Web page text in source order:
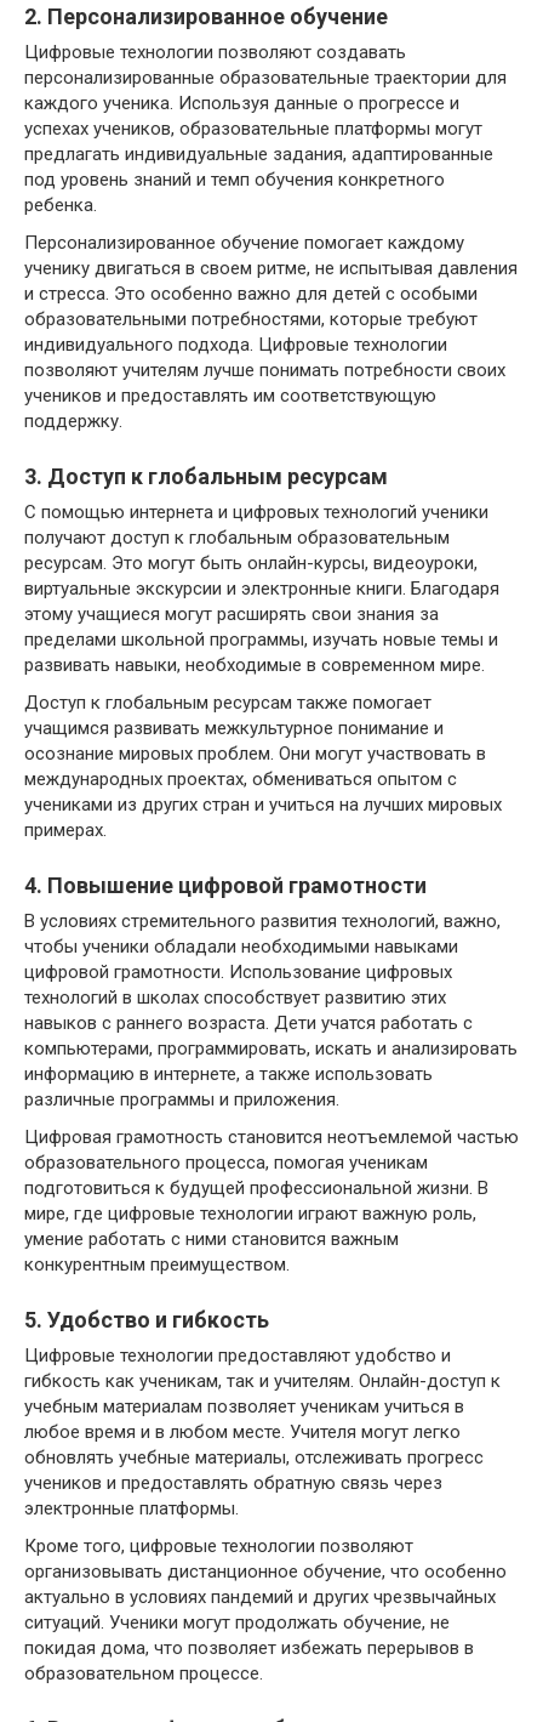
2. Персонализированное обучение
Цифровые технологии позволяют создавать
персонализированные образовательные траектории для
каждого ученика. Используя данные о прогрессе и
успехах учеников, образовательные платформы могут
предлагать индивидуальные задания, адаптированные
под уровень знаний и темп обучения конкретного
ребенка.
Персонализированное обучение помогает каждому
ученику двигаться в своем ритме, не испытывая давления
и стресса. Это особенно важно для детей с особыми
образовательными потребностями, которые требуют
индивидуального подхода. Цифровые технологии
позволяют учителям лучше понимать потребности своих
учеников и предоставлять им соответствующую
поддержку.
3. Доступ к глобальным ресурсам
С помощью интернета и цифровых технологий ученики
получают доступ к глобальным образовательным
ресурсам. Это могут быть онлайн-курсы, видеоуроки,
виртуальные экскурсии и электронные книги. Благодаря
этому учащиеся могут расширять свои знания за
пределами школьной программы, изучать новые темы и
развивать навыки, необходимые в современном мире.
Доступ к глобальным ресурсам также помогает
учащимся развивать межкультурное понимание и
осознание мировых проблем. Они могут участвовать в
международных проектах, обмениваться опытом с
учениками из других стран и учиться на лучших мировых
примерах.
4. Повышение цифровой грамотности
В условиях стремительного развития технологий, важно,
чтобы ученики обладали необходимыми навыками
цифровой грамотности. Использование цифровых
технологий в школах способствует развитию этих
навыков с раннего возраста. Дети учатся работать с
компьютерами, программировать, искать и анализировать
информацию в интернете, а также использовать
различные программы и приложения.
Цифровая грамотность становится неотъемлемой частью
образовательного процесса, помогая ученикам
подготовиться к будущей профессиональной жизни. В
мире, где цифровые технологии играют важную роль,
умение работать с ними становится важным
конкурентным преимуществом.
5. Удобство и гибкость
Цифровые технологии предоставляют удобство и
гибкость как ученикам, так и учителям. Онлайн-доступ к
учебным материалам позволяет ученикам учиться в
любое время и в любом месте. Учителя могут легко
обновлять учебные материалы, отслеживать прогресс
учеников и предоставлять обратную связь через
электронные платформы.
Кроме того, цифровые технологии позволяют
организовывать дистанционное обучение, что особенно
актуально в условиях пандемий и других чрезвычайных
ситуаций. Ученики могут продолжать обучение, не
покидая дома, что позволяет избежать перерывов в
образовательном процессе.